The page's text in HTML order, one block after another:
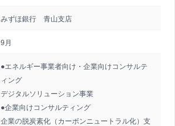
みずほ銀行 青山支店
9月
●エネルギー事業者向け・企業向けコンサルテ
ィング
デジタルソリューション事業
●企業向けコンサルティング
企業の脱炭素化（カーボンニュートラル化）支